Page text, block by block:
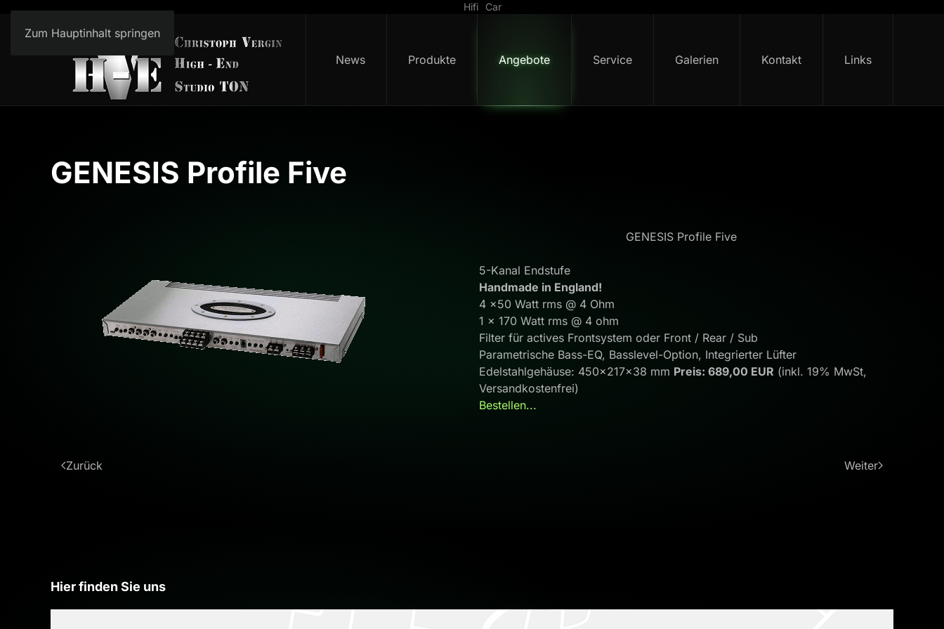
Zum Hauptinhalt springen
Hifi Car
News Produkte Angebote Service Galerien Kontakt Links
GENESIS Profile Five
GENESIS Profile Five
5-Kanal Endstufe
Handmade in England!
4 x50 Watt rms @ 4 Ohm
1 x 170 Watt rms @ 4 ohm
Filter für actives Frontsystem oder Front / Rear / Sub
Parametrische Bass-EQ, Basslevel-Option, Integrierter Lüfter
Edelstahlgehäuse: 450x217x38 mm Preis: 689,00 EUR (inkl. 19% MwSt,
Versandkostenfrei)
Bestellen...
Zurück Weiter
Hier finden Sie uns